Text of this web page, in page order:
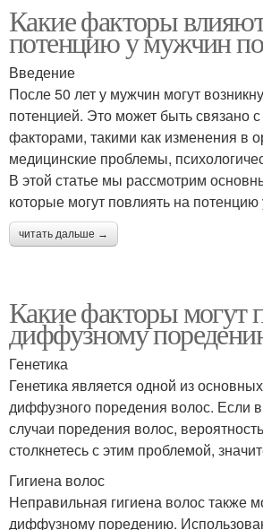
Какие факторы
потенцию у мужчин
Введение
После 50 лет у мужчин могут
потенцией. Это может быть связано
факторами, такими как изменения в
медицинские проблемы,
В этой статье мы рассмотрим
которые могут повлиять на
читать дальше →
Какие факторы могут
диффузному
Генетика
Генетика является одной из
диффузного поредения волос. Если
случаи поредения волос,
столкнетесь с этим проблемой,
Гигиена волос
Неправильная гигиена волос также
диффузному поредению.